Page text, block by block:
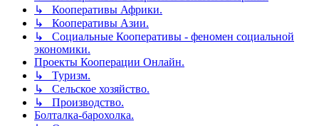
↳ Кооперативы Африки.
↳ Кооперативы Азии.
↳ Социальные Кооперативы - феномен социальной
экономики.
Проекты Кооперации Онлайн.
↳ Туризм.
↳ Сельское хозяйство.
↳ Производство.
Болталка-барохолка.